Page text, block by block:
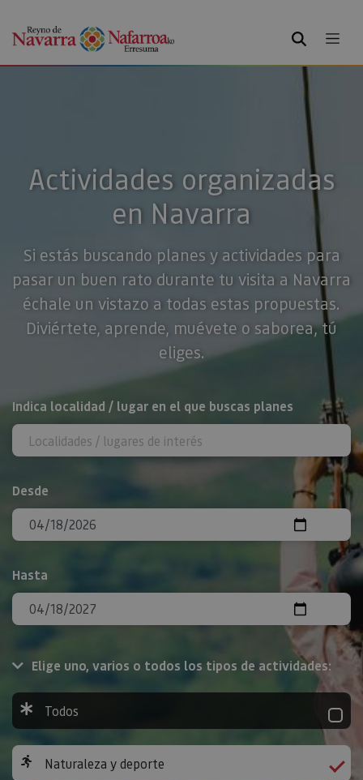
BUSCAR
Actividades organizadas
en Navarra
Si estás buscando planes y actividades para
pasar un buen rato durante tu visita a Navarra
échale un vistazo a todas estas propuestas.
Diviértete, aprende, muévete o saborea, tú
eliges.
BUSCAR
Indica localidad / lugar en el que buscas planes
Desde
Hasta
Elige uno, varios o todos los tipos de actividades:
Todos
Naturaleza y deporte